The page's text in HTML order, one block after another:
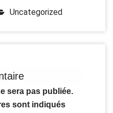
Uncategorized
sera pas publiée.
sont indiqués